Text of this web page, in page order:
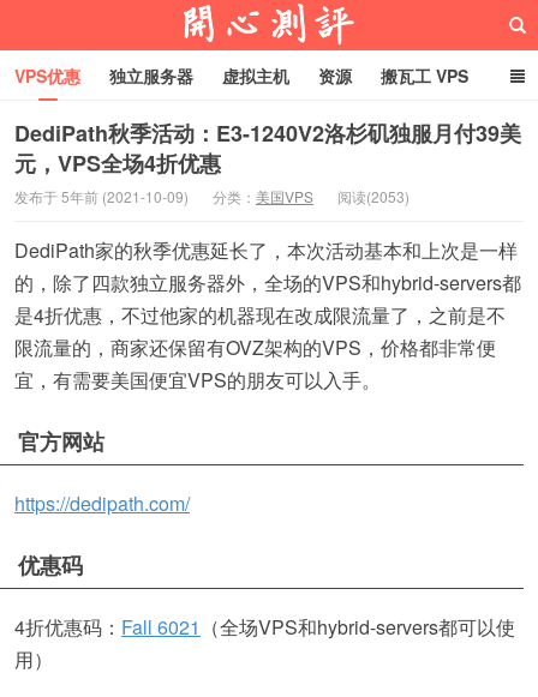
开心VPS测评
VPS优惠 独立服务器 虚拟主机 资源 搬瓦工 VPS
折腾VPS 真实测评 Hostloc趣闻 域名
RackNerd促销套餐
DediPath秋季活动：E3-1240V2洛杉矶独服月付39美
元，VPS全场4折优惠
发布于 5年前 (2021-10-09) 分类： 美国VPS 阅读(2053)
DediPath家的秋季优惠延长了，本次活动基本和上次是一样
的，除了四款独立服务器外，全场的VPS和hybrid-servers都
是4折优惠，不过他家的机器现在改成限流量了，之前是不
限流量的，商家还保留有OVZ架构的VPS，价格都非常便
宜，有需要美国便宜VPS的朋友可以入手。
官方网站
https://dedipath.com/
优惠码
4折优惠码： Fall 6021 （全场VPS和hybrid-servers都可以使
用）